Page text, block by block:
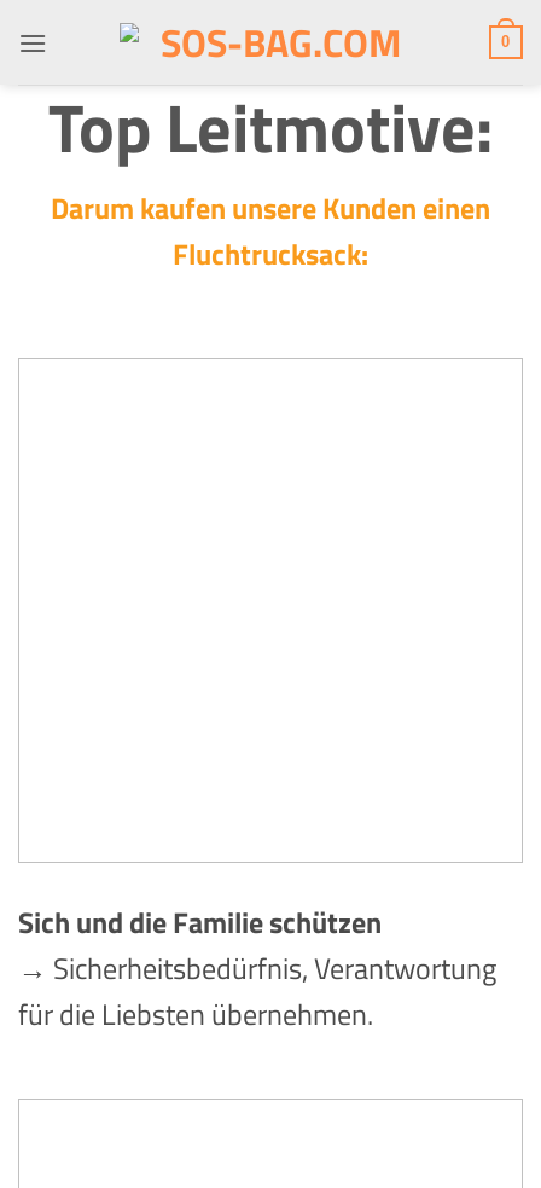
Inhalt
0
Top Leitmotive:
Darum kaufen unsere Kunden einen
Fluchtrucksack:
Sich und die Familie schützen
→ Sicherheitsbedürfnis, Verantwortung
für die Liebsten übernehmen.